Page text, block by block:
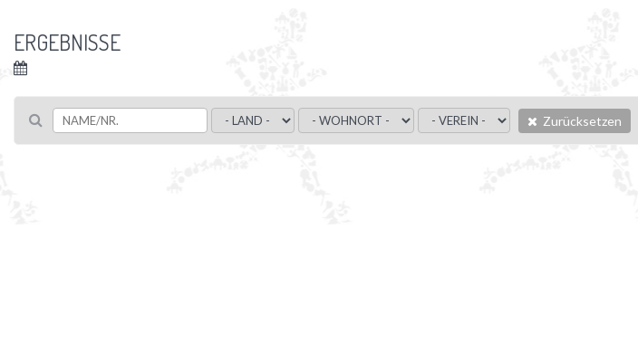
ERGEBNISSE
Zurücksetzen